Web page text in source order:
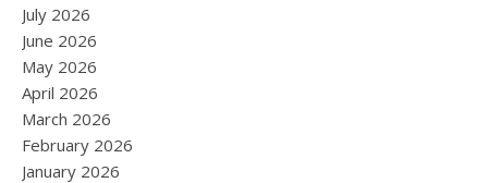
July 2026
June 2026
May 2026
April 2026
March 2026
February 2026
January 2026